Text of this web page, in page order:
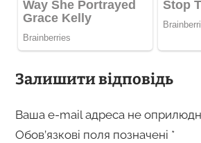
Залишити відповідь
Ваша e-mail адреса не
Обов’язкові поля позначені *